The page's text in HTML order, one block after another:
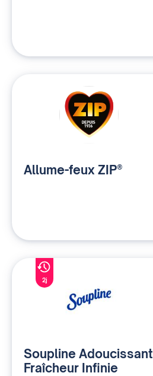
Allume-feux ZIP®
2j
Soupline Adoucissant
Fraîcheur Infinie